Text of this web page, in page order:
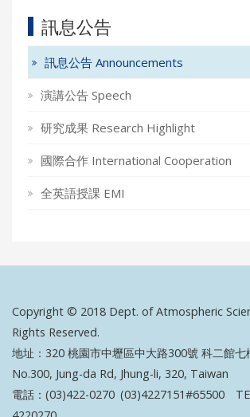
訊息公告
訊息公告 Announcements
演講公告 Speech
研究成果 Research Highlight
國際合作 International Cooperation
全英語授課 EMI
Copyright © 2018 Dept. of Atmospheric
Rights Reserved.
地址：320 桃園市中壢區中大路300號 科二館
No.300, Jung-da Rd, Jhung-li, 320, Taiwan
電話：(03)422-0270 (03)4227151#65500